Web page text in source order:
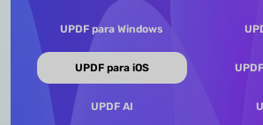
UPDF para Windows
UPDF para iOS
UPDF AI